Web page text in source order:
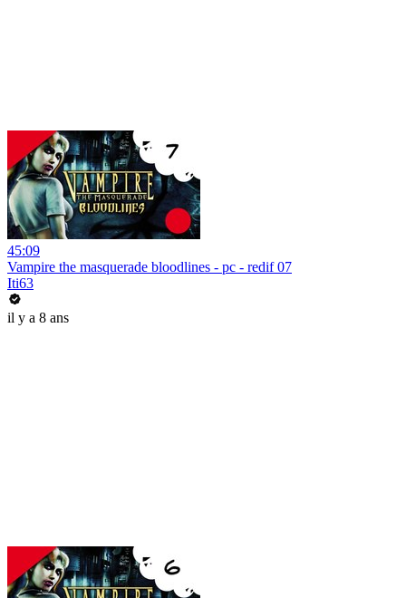
45:09
Vampire the masquerade bloodlines - pc - redif 07
Iti63
il y a 8 ans